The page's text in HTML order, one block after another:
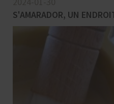
S'AMARADOR, UN